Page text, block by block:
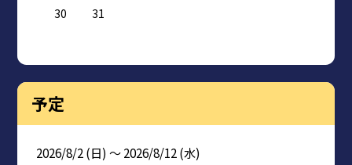
30
31
予定
2026/8/2 (日) ～ 2026/8/12 (水)